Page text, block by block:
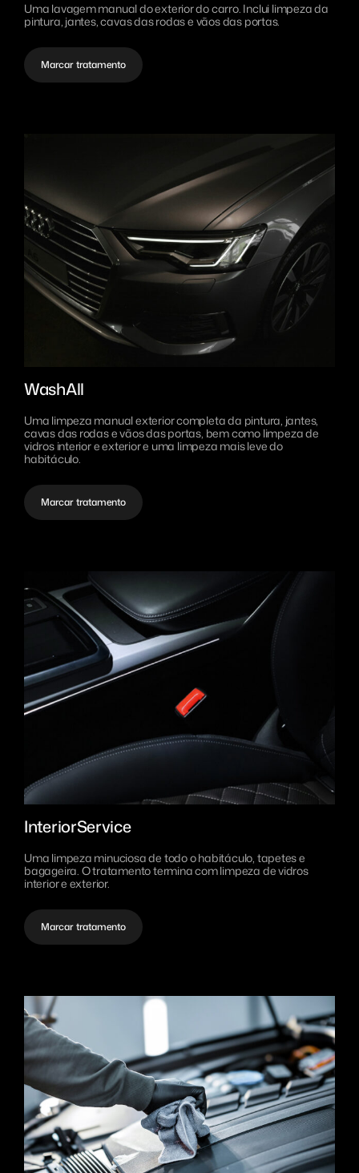
Uma lavagem manual do exterior do carro. Inclui limpeza da
pintura, jantes, cavas das rodas e vãos das portas.
Marcar tratamento
WashAll
Uma limpeza manual exterior completa da pintura, jantes,
cavas das rodas e vãos das portas, bem como limpeza de
vidros interior e exterior e uma limpeza mais leve do
habitáculo.
Marcar tratamento
InteriorService
Uma limpeza minuciosa de todo o habitáculo, tapetes e
bagageira. O tratamento termina com limpeza de vidros
interior e exterior.
Marcar tratamento